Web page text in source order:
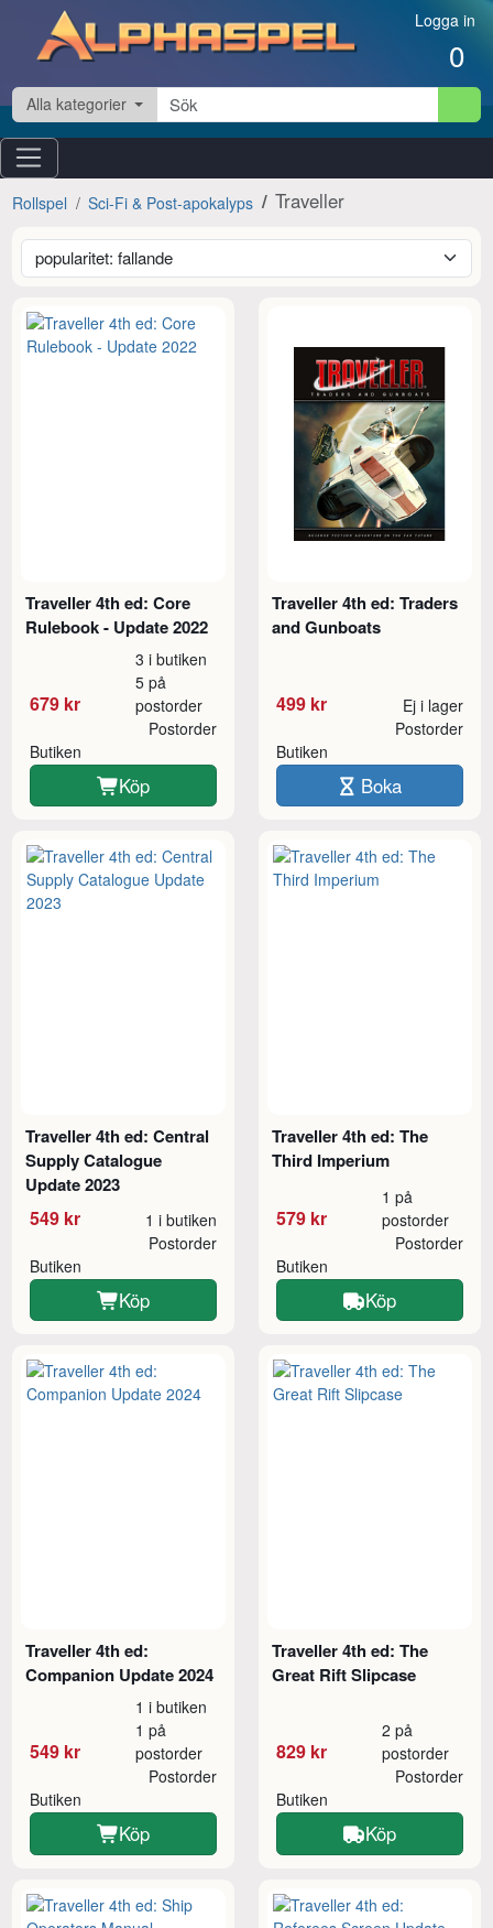
Hoppa till innehåll Logga in
0
Alla kategorier
Rollspel Sci-Fi & Post-apokalyps Traveller
Traveller 4th ed: Core
Rulebook - Update 2022
679 kr
3 i butiken
5 på
postorder
Butiken
Postorder
Köp
Traveller 4th ed: Traders
and Gunboats
499 kr Ej i lager
Butiken
Postorder
Boka
Traveller 4th ed: Central
Supply Catalogue
Update 2023
549 kr 1 i butiken
Butiken
Postorder
Köp
Traveller 4th ed: The
Third Imperium
579 kr
1 på
postorder
Butiken
Postorder
Köp
Traveller 4th ed:
Companion Update 2024
549 kr
1 i butiken
1 på
postorder
Butiken
Postorder
Köp
Traveller 4th ed: The
Great Rift Slipcase
829 kr
2 på
postorder
Butiken
Postorder
Köp